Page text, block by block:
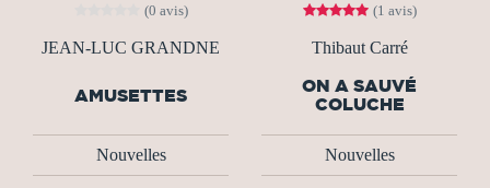
(0 avis)
JEAN-LUC GRANDNE
AMUSETTES
Nouvelles
(1 avis)
Thibaut Carré
ON A SAUVÉ
COLUCHE
Nouvelles